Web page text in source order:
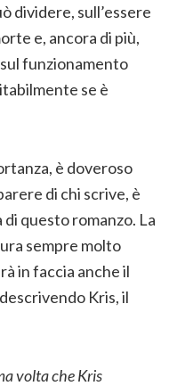
dividere, sull’essere
e, ancora di più,
funzionamento
se è
è doveroso
di chi scrive, è
questo romanzo. La
sempre molto
in faccia anche il
Kris, il
volta che Kris